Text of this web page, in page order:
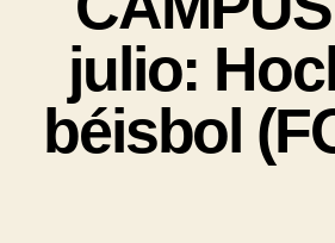
julio:
béisbol